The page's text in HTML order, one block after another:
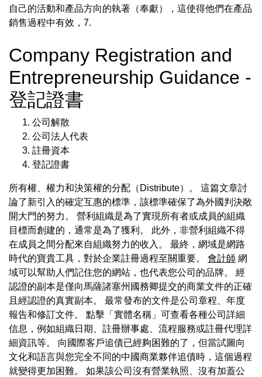
自己的活動和產品方向的執著（奉獻），這使得他們在產品
銷售過程中有效，7.
Company Registration and
Entrepreneurship Guidance -
登記證書
公司解散
公司法人代表
註冊資本
登記證書
所有權、權力和決策權的分配（Distribute）。 這篇文章討
論了新引入的確定互惠的標準，該標準確保了為外國判決敞
開大門的努力。 營利組織是為了實現所有者或成員的組織
目標而創建的，通常是為了獲利。 此外，非營利組織不得
在成員之間分配來自組織努力的收入。 最終，網域是網路
時代的寶貴工具，對於企業註冊過程至關重要。 會計師 網
域可以幫助人們記住您的網站，也代表您公司的品牌。 經
認證的副本是僅向馬薩諸塞州國務卿提交的商業文件的正確
且經認證的真實副本。 最常發布的文件是公司章程、年度
報告和修訂文件。 點擊「實體名稱」可查看各種公司詳細
信息，例如組織日期、註冊辦事處、流程服務或註冊代理詳
細資訊等。 向國際客戶追債已經夠困難的了，但當試圖向
文化和語言與您完全不同的中國商業夥伴追債時，這個過程
就變得更加困難。 如果該公司沒有營業執照、沒有加蓋公